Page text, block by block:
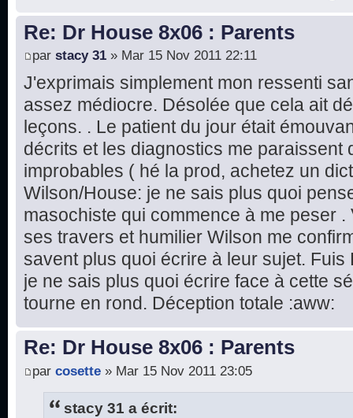
Re: Dr House 8x06 : Parents
par stacy 31 » Mar 15 Nov 2011 22:11
J'exprimais simplement mon ressenti
assez médiocre. Désolée que cela ait
leçons. . Le patient du jour était
décrits et les diagnostics me paraissent
improbables ( hé la prod, achetez un
Wilson/House: je ne sais plus quoi
masochiste qui commence à me peser
ses travers et humilier Wilson me
savent plus quoi écrire à leur sujet.
je ne sais plus quoi écrire face à cette
tourne en rond. Déception totale :aww:
Re: Dr House 8x06 : Parents
par cosette » Mar 15 Nov 2011 23:05
stacy 31 a écrit: